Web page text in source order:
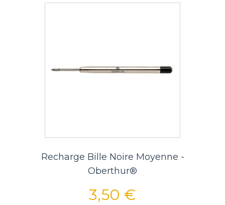
Recharge Bille Noire Moyenne -
Oberthur®
3,50 €